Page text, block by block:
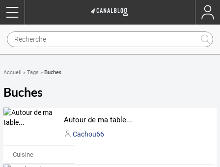
Accueil » Tags » Buches
Buches
Autour de ma table...
Cachou66
Cuisine